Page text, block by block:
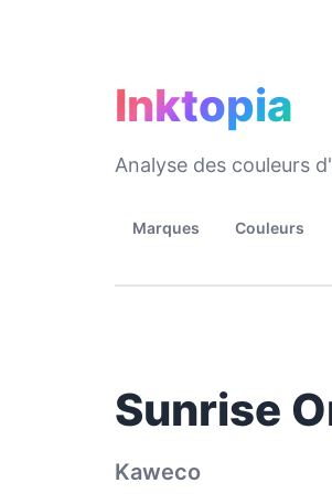
Inktopia
Analyse des couleurs
Marques Couleurs
Sunrise
Kaweco